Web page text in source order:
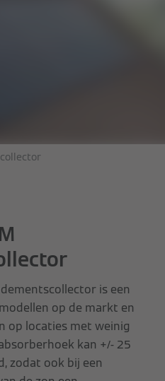
is een
op de markt en
op locaties met weinig
kan +/- 25
zodat ook bij een